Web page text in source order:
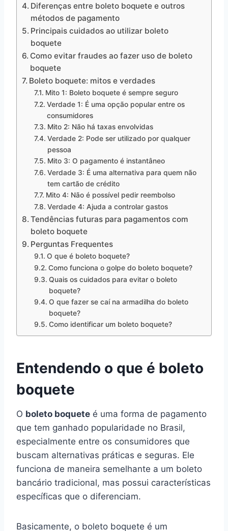
Diferenças entre boleto boquete e outros
métodos de pagamento
Principais cuidados ao utilizar boleto
boquete
Como evitar fraudes ao fazer uso de boleto
boquete
Boleto boquete: mitos e verdades
Mito 1: Boleto boquete é sempre seguro
Verdade 1: É uma opção popular entre os
consumidores
Mito 2: Não há taxas envolvidas
Verdade 2: Pode ser utilizado por qualquer
pessoa
Mito 3: O pagamento é instantâneo
Verdade 3: É uma alternativa para quem não
tem cartão de crédito
Mito 4: Não é possível pedir reembolso
Verdade 4: Ajuda a controlar gastos
Tendências futuras para pagamentos com
boleto boquete
Perguntas Frequentes
O que é boleto boquete?
Como funciona o golpe do boleto boquete?
Quais os cuidados para evitar o boleto
boquete?
O que fazer se caí na armadilha do boleto
boquete?
Como identificar um boleto boquete?
Entendendo o que é boleto
boquete
O boleto boquete é uma forma de pagamento
que tem ganhado popularidade no Brasil,
especialmente entre os consumidores que
buscam alternativas práticas e seguras. Ele
funciona de maneira semelhante a um boleto
bancário tradicional, mas possui características
específicas que o diferenciam.
Basicamente, o boleto boquete é um